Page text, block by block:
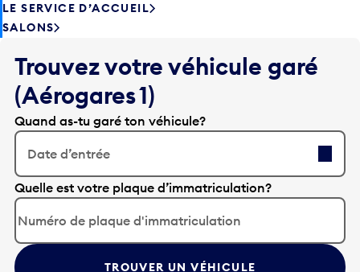
LE SERVICE D’ACCUEIL
SALONS
Trouvez votre véhicule garé
(Aérogares 1)
Quand as-tu garé ton véhicule?
Date d’entrée
A
p
p
u
y
Quelle est votre plaque d’immatriculation?
TROUVER UN VÉHICULE